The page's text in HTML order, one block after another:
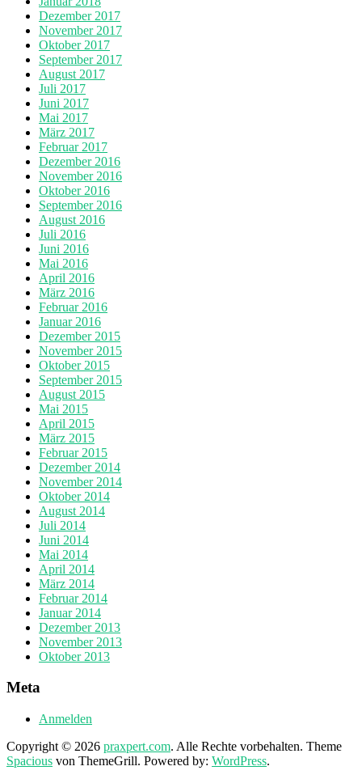
Dezember 2017
November 2017
Oktober 2017
September 2017
August 2017
Juli 2017
Juni 2017
Mai 2017
März 2017
Februar 2017
Dezember 2016
November 2016
Oktober 2016
September 2016
August 2016
Juli 2016
Juni 2016
Mai 2016
April 2016
März 2016
Februar 2016
Januar 2016
Dezember 2015
November 2015
Oktober 2015
September 2015
August 2015
Mai 2015
April 2015
März 2015
Februar 2015
Dezember 2014
November 2014
Oktober 2014
August 2014
Juli 2014
Juni 2014
Mai 2014
April 2014
März 2014
Februar 2014
Januar 2014
Dezember 2013
November 2013
Oktober 2013
Meta
Anmelden
Copyright © 2026 praxpert.com. Alle Rechte vorbehalten. Theme
Spacious von ThemeGrill. Powered by: WordPress.